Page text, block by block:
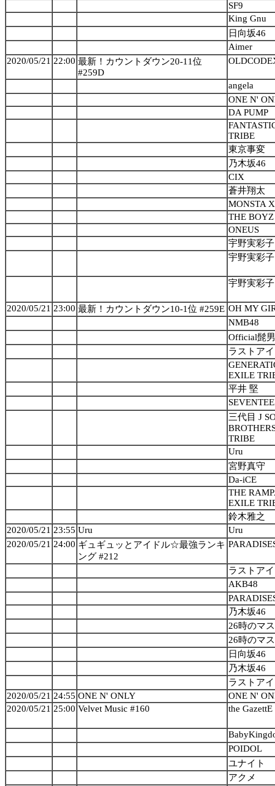
SF9
King Gnu
日向坂46
Aimer
2020/05/21 22:00 最新！カウントダウン20-11位
#259D
angela
ONE N'
DA PUMP
TRIBE
東京事変
乃木坂46
CIX
蒼井翔太
MONSTA X
THE BOYZ
ONEUS
宇野実彩
宇野実彩
宇野実彩
2020/05/21 23:00 最新！カウントダウン10-1位 #259E OH MY
NMB48
Official髭
ラストア
EXILE
平井 堅
三代目 J
TRIBE
Uru
宮野真守
Da-iCE
THE
EXILE
鈴木雅之
2020/05/21 23:55 Uru
Uru
2020/05/21 24:00 ギュギュッとアイドル☆最強ランキ
ング #212
ラストア
AKB48
乃木坂46
26時のマ
26時のマ
日向坂46
乃木坂46
ラストア
2020/05/21 24:55 ONE N' ONLY
ONE N'
2020/05/21 25:00 Velvet Music #160 the GazettE
POIDOL
ユナイト
アクメ